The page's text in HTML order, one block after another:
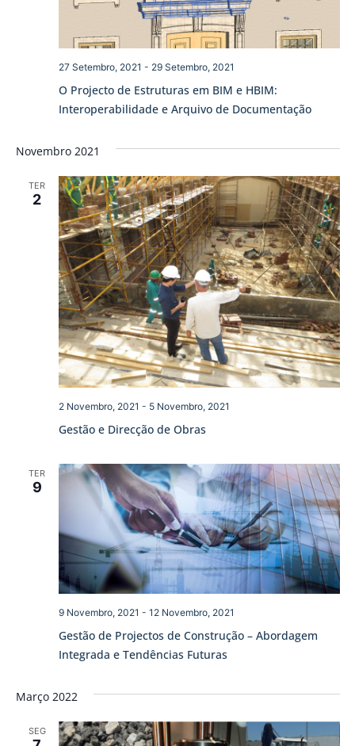
O Projecto de Estruturas em BIM e HBIM:
Interoperabilidade e Arquivo de Documentação
27 Setembro, 2021 - 29 Setembro, 2021
Novembro 2021
TER
2
Gestão e Direcção de Obras
2 Novembro, 2021 - 5 Novembro, 2021
TER
9
Gestão de Projectos de Construção – Abordagem
Integrada e Tendências Futuras
9 Novembro, 2021 - 12 Novembro, 2021
Março 2022
SEG